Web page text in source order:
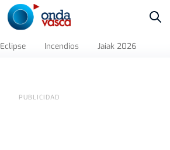
Eclipse Incendios Jaiak 2026